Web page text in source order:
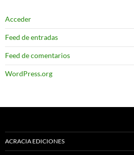
Acceder
Feed de entradas
Feed de comentarios
WordPress.org
ACRACIA EDICIONES